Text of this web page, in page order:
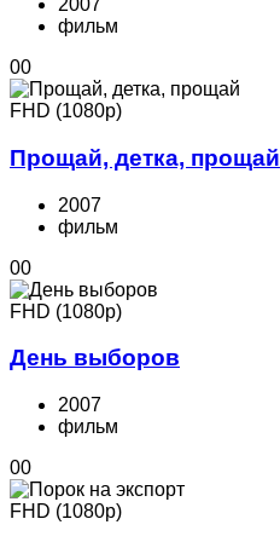
2007
фильм
00
FHD (1080p)
Прощай, детка, прощай
2007
фильм
00
FHD (1080p)
День выборов
2007
фильм
00
FHD (1080p)